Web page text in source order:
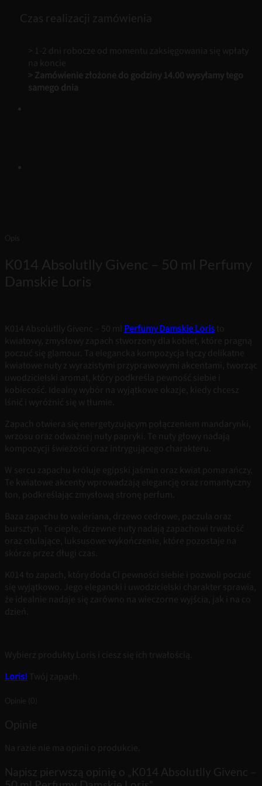
ml
Perfumy
Czas realizacji zamówienia
> 1-2 dni robocze od momentu zaksięgowania się wpłaty
na koncie
> Zamówienie złożone do godziny 14.00 wysyłamy tego
samego dnia
Opis
K014 Absolutlly Givenc – 50 ml Perfumy
Damskie Loris
K014 Absolutlly Givenc – 50 ml Perfumy Damskie Loris to
kwiatowy, zmysłowy zapach stworzony dla kobiet, które pragną
poczuć się glamour. Ta elegancka kompozycja łączy delikatne
kwiatowe nuty z wyrazistymi przyprawowymi akcentami, tworząc
uwodzicielski aromat, który podkreśla pewność siebie i
kobiecość. Idealny wybór na wyjątkowe okazje, kiedy chcesz
lśnić i wyróżnić się w tłumie.
Zapach otwiera się energetyzującym połączeniem mandarynki,
wrzosu oraz odważnej nuty papryki. Te nuty głowy nadają
kompozycji świeżości oraz intrygującego charakteru.
W sercu zapachu króluje egipski jaśmin oraz kwiat pomarańczy.
Te kwiatowe akcenty wprowadzają elegancję oraz romantyczny
ton, podkreślając zmysłową stronę perfum.
Baza zapachu to waleriana, drzewo cedrowe, paczula oraz
bursztyn. Te ciepłe, drzewne nuty nadają zapachowi trwałość
oraz otulające, luksusowe wykończenie, które pozostaje na
skórze przez długi czas.
K014 to zapach, który doda Ci pewności siebie i pozwoli poczuć
się wyjątkowo. Jego elegancki i uwodzicielski charakter sprawia,
że idealnie nadaje się zarówno na wieczorne wyjścia, jak i na co
dzień.
Wybierz produkty Loris i ciesz się ich trwałością.
Loris! Twój zapach.
Opinie (0)
Opinie
Na razie nie ma opinii o produkcie.
Napisz pierwszą opinię o „K014 Absolutlly Givenc –